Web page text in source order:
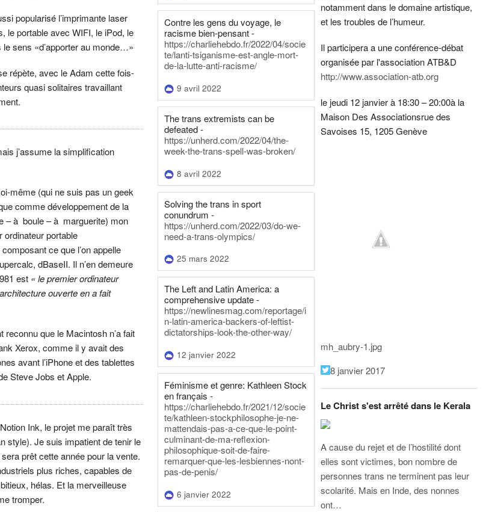
popularisé l’imprimante laser
le portable avec WIFI, le iPod, le
sens «d’apporter au monde…»
répète, avec le Adam cette fois-
quasi solitaires travaillant
j’assume la simplification
même (qui ne suis pas un geek
comme développement de la
– à boule – à marguerite) mon
ordinateur portable
ce que l’on appelle
dBaseII. Il n’en demeure
est « le premier ordinateur
ouverte en a fait
que le Macintosh n’a fait
Xerox, comme il y avait des
avant l’iPhone et des tablettes
Steve Jobs et Apple.
Ink, le projet me paraît très
style). Je suis impatient de tenir le
prêt cette année pour la vente.
plus riches, capables de
hélas. Et la merveilleuse
tromper.
Contre les gens du voyage, le
racisme bien-pensant -
https://charliehebdo.fr/2022/04/socie
te/lanti-tsiganisme-est-angle-mort-
de-la-lutte-anti-racisme/
9 avril 2022
The trans extremists can be
defeated -
https://unherd.com/2022/04/the-
week-the-trans-spell-was-broken/
8 avril 2022
Solving the trans in sport
conundrum -
https://unherd.com/2022/03/do-we-
need-a-trans-olympics/
25 mars 2022
The Left and Latin America: a
comprehensive update -
https://newlinesmag.com/reportage/i
n-latin-america-backers-of-leftist-
dictatorships-look-the-other-way/
12 janvier 2022
Féminisme et genre: Kathleen Stock
en français -
https://charliehebdo.fr/2021/12/socie
te/kathleen-stockphilosophe-je-ne-
mattendais-pas-a-ce-que-le-point-
culminant-de-ma-reflexion-
philosophique-soit-de-faire-
remarquer-que-les-lesbiennes-nont-
pas-de-penis/
6 janvier 2022
notamment dans le domaine artistique,
et les troubles de l’humeur.
Il participera a une conférence-débat
organisée par l'association ATB&D
http://www.association-atb.org
le jeudi 12 janvier à 18:30 – 20:00à la
Maison Des Associationsrue des
Savoises 15, 1205 Genève
mh_aubry-1.jpg
8 janvier 2017
Le Christ s'est arrêté dans le Kerala
A cause du rejet et de l’hostilité dont
elles sont victimes, bon nombre de
personnes trans ne terminent pas leur
scolarité. Mais en Inde, des nonnes
ont…